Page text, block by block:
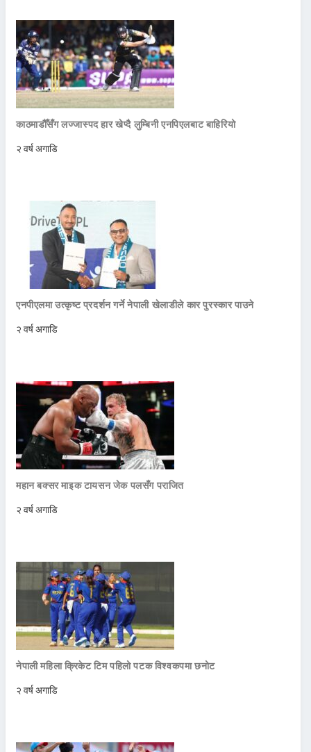
काठमाडौँसँग लज्जास्पद हार खेप्दै लुम्बिनी एनपिएलबाट बाहिरियो
२ वर्ष अगाडि
एनपीएलमा उत्कृष्ट प्रदर्शन गर्ने नेपाली खेलाडीले कार पुरस्कार पाउने
२ वर्ष अगाडि
महान बक्सर माइक टायसन जेक पलसँग पराजित
२ वर्ष अगाडि
नेपाली महिला क्रिकेट टिम पहिलो पटक विश्वकपमा छनोट
२ वर्ष अगाडि